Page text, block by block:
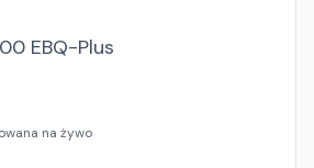
EBQ-Plus
na żywo